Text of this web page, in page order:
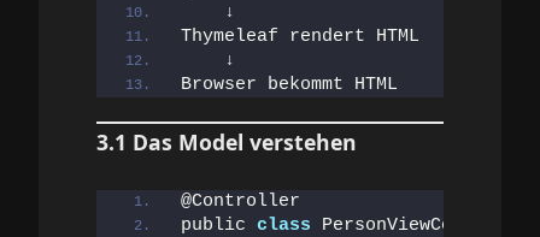
    ↓
Thymeleaf rendert HTML
    ↓
Browser bekommt HTML
3.1 Das Model verstehen
@Controller
public class